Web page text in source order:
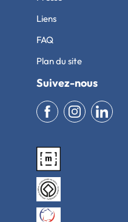
Liens
FAQ
Plan du site
Suivez-nous